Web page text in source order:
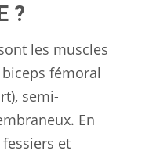
?
les muscles
fémoral
semi-
En
et